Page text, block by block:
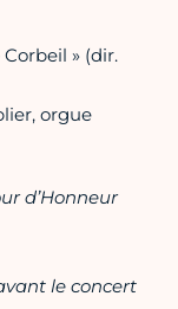
» (dir.
orgue
d’Honneur
le concert